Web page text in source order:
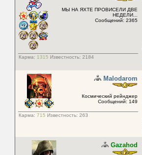
МЫ НА ЯХТЕ ПРОВИСЕЛИ ДВЕ
НЕДЕЛИ...
Сообщений: 2365
Карма: 1315 Известность: 2184
Malodarom
Космический рейнджер
Сообщений: 149
Карма: 715 Известность: 263
Gazahod